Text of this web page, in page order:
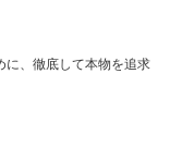
に、徹底して本物を追求